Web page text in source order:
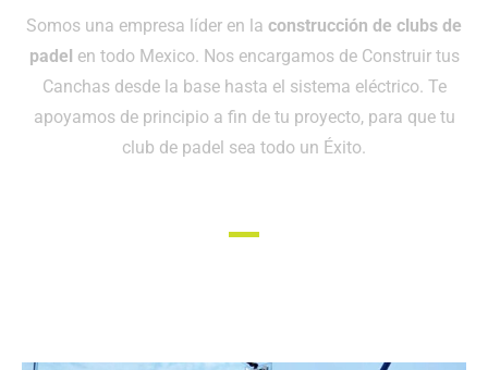
Somos una empresa líder en la construcción de clubs de
padel en todo Mexico. Nos encargamos de Construir tus
Canchas desde la base hasta el sistema eléctrico. Te
apoyamos de principio a fin de tu proyecto, para que tu
club de padel sea todo un Éxito.